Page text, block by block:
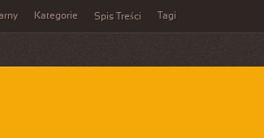
Kategorie Spis Treści Tagi